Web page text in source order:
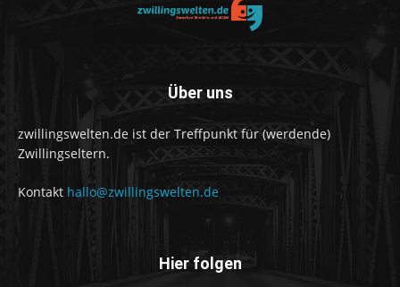
Über uns
zwillingswelten.de ist der Treffpunkt für (werdende)
Zwillingseltern.
Kontakt hallo@zwillingswelten.de
Hier folgen